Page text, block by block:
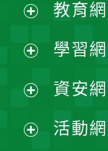
選
單
開
選
單
開
選
單
開
選
開
教育
學習
資安
活動